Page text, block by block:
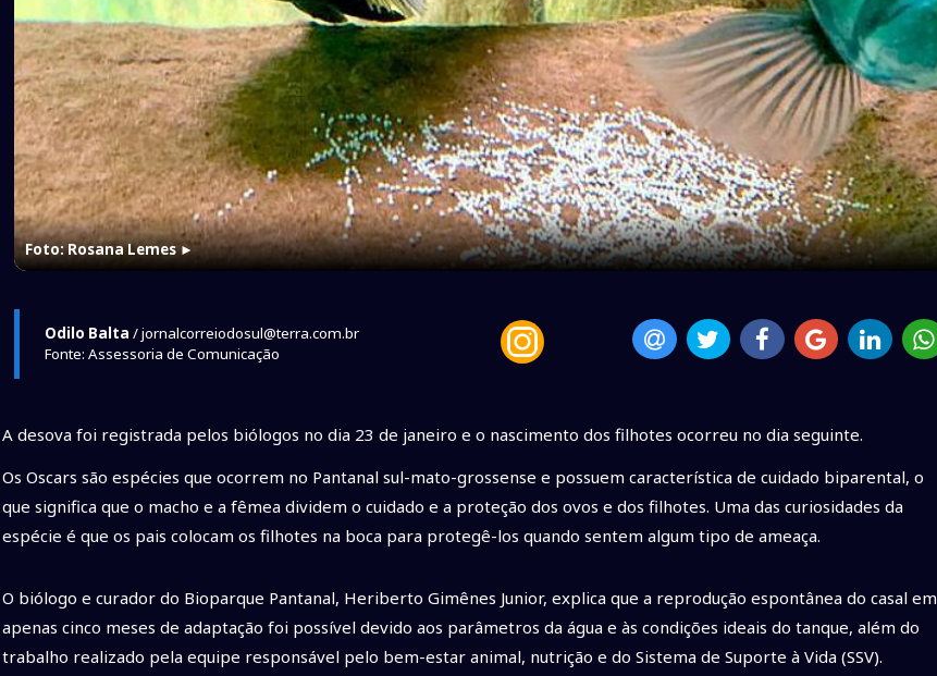
Foto: Rosana Lemes►
Odilo Balta / jornalcorreiodosul@terra.com.br
Fonte: Assessoria de Comunicação
A desova foi registrada pelos biólogos no dia 23 de janeiro e o nascimento dos filhotes ocorreu no dia seguinte.
Os Oscars são espécies que ocorrem no Pantanal sul-mato-grossense e possuem característica de cuidado biparental, o
que significa que o macho e a fêmea dividem o cuidado e a proteção dos ovos e dos filhotes. Uma das curiosidades da
espécie é que os pais colocam os filhotes na boca para protegê-los quando sentem algum tipo de ameaça.
O biólogo e curador do Bioparque Pantanal, Heriberto Gimênes Junior, explica que a reprodução espontânea do casal em
apenas cinco meses de adaptação foi possível devido aos parâmetros da água e às condições ideais do tanque, além do
trabalho realizado pela equipe responsável pelo bem-estar animal, nutrição e do Sistema de Suporte à Vida (SSV).